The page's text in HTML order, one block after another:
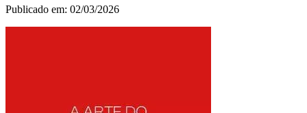
Publicado em: 02/03/2026